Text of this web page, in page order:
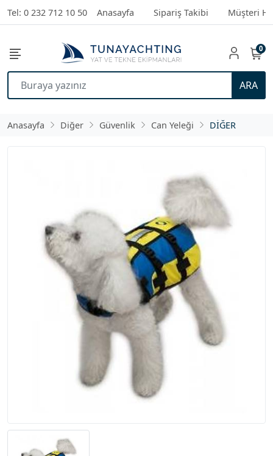
Tel: 0 232 712 10 50 Anasayfa Sipariş Takibi Müşteri
ARA
0
Anasayfa Diğer Güvenlik Can Yeleği DİĞER